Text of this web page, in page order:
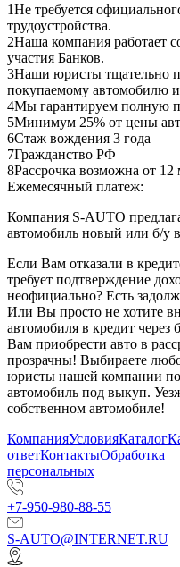
1Не требуется
трудоустройства.
2Наша компания работает
участия Банков.
3Наши юристы тщательно
покупаемому автомобилю
4Мы гарантируем полную
5Минимум 25% от цены
6Стаж вождения 3 года
7Гражданство РФ
8Рассрочка возможна от 12
Ежемесячный платеж:
Компания S-AUTO
автомобиль новый или б/у
Если Вам отказали в
требует подтверждение
неофициально? Есть
Или Вы просто не хотите
автомобиля в кредит
Вам приобрести авто в
прозрачны! Выбираете
юристы нашей компании
автомобиль под выкуп.
собственном автомобиле!
КомпанияУсловияКаталог
ответКонтактыОбработка
персональных
+7-950-980-88-55
S-AUTO@INTERNET.RU